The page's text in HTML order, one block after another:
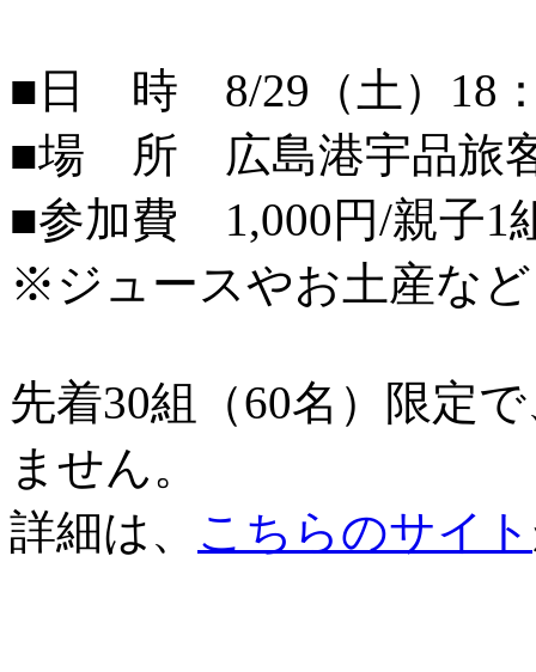
■日 時 8/29（土）18
■場 所 広島港宇品旅
■参加費 1,000円/親子1
※ジュースやお土産な
先着30組（60名）限定
ません。
詳細は、 こちらのサイト